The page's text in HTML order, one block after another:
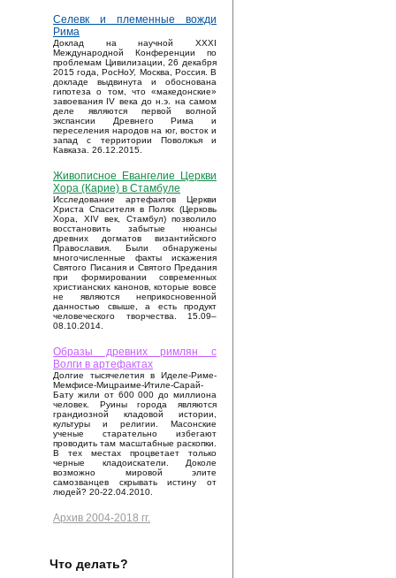
Селевк и племенные вожди
Рима
Доклад на научной XXXI
Международной Конференции по
проблемам Цивилизации, 26 декабря
2015 года, РосНоУ, Москва, Россия. В
докладе выдвинута и обоснована
гипотеза о том, что «македонские»
завоевания IV века до н.э. на самом
деле являются первой волной
экспансии Древнего Рима и
переселения народов на юг, восток и
запад с территории Поволжья и
Кавказа. 26.12.2015.
Живописное Евангелие Церкви
Хора (Карие) в Стамбуле
Исследование артефактов Церкви
Христа Спасителя в Полях (Церковь
Хора, XIV век, Стамбул) позволило
восстановить забытые нюансы
древних догматов византийского
Православия. Были обнаружены
многочисленные факты искажения
Святого Писания и Святого Предания
при формировании современных
христианских канонов, которые вовсе
не являются неприкосновенной
данностью свыше, а есть продукт
человеческого творчества. 15.09–
08.10.2014.
Образы древних римлян с
Волги в артефактах
Долгие тысячелетия в Иделе-Риме-
Мемфисе-Мицраиме-Итиле-Сарай-
Бату жили от 600 000 до миллиона
человек. Руины города являются
грандиозной кладовой истории,
культуры и религии. Масонские
ученые старательно избегают
проводить там масштабные раскопки.
В тех местах процветает только
черные кладоискатели. Доколе
возможно мировой элите
самозванцев скрывать истину от
людей? 20-22.04.2010.
Архив 2004-2018 гг.
Что делать?